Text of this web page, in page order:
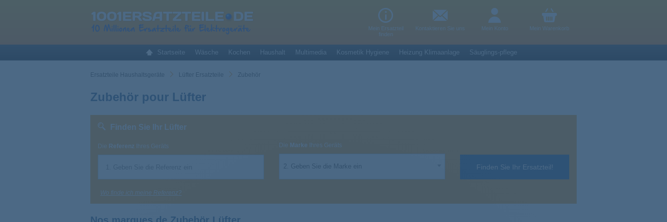
Mein Ersatzteil
finden
Kontaktieren Sie uns Mein Konto Mein Warenkorb
Startseite Wäsche Kochen Haushalt Multimedia Kosmetik Hygiene Heizung Klimaanlage Säuglings-pflege
Ersatzteile Haushaltsgeräte Lüfter Ersatzteile Zubehör
Zubehör pour Lüfter
Finden Sie Ihr Lüfter
Die Referenz Ihres Geräts Die Marke Ihres Geräts
2. Geben Sie die Marke ein Finden Sie Ihr Ersatzteil!
Wo finde ich meine Referenz?